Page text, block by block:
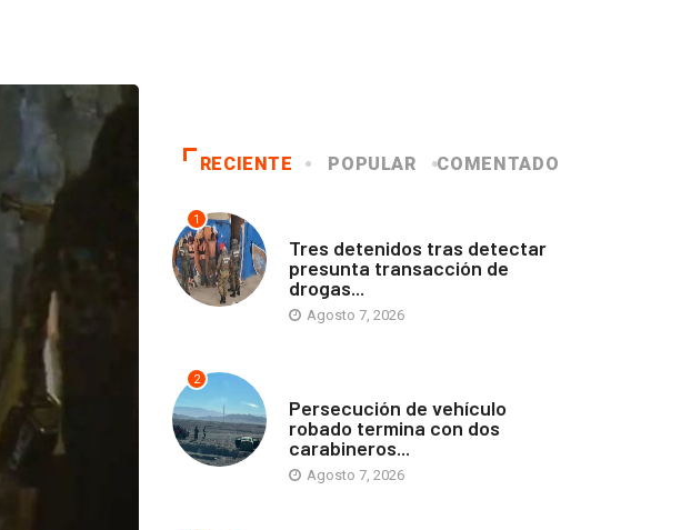
RECIENTE POPULAR COMENTADO
1
Tres detenidos tras detectar
presunta transacción de
drogas...
Agosto 7, 2026
2
Persecución de vehículo
robado termina con dos
carabineros...
Agosto 7, 2026